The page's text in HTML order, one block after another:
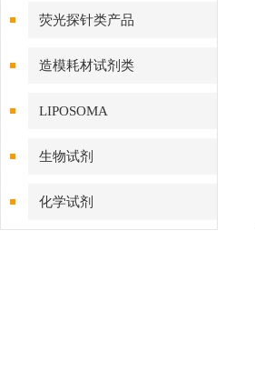
荧光探针类产品
造模耗材试剂类
LIPOSOMA
生物试剂
化学试剂